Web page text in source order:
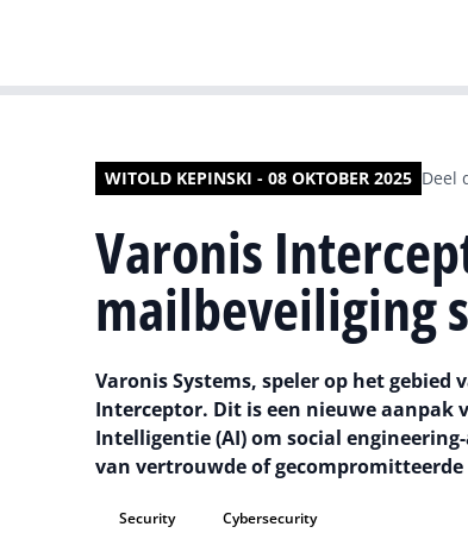
WITOLD KEPINSKI - 08 OKTOBER 2025 Deel
Varonis
mailbeveiliging
Varonis Systems, speler op het
Interceptor. Dit is een nieuwe aanpak
Intelligentie (AI) om social
van vertrouwde of
Security Cybersecurity